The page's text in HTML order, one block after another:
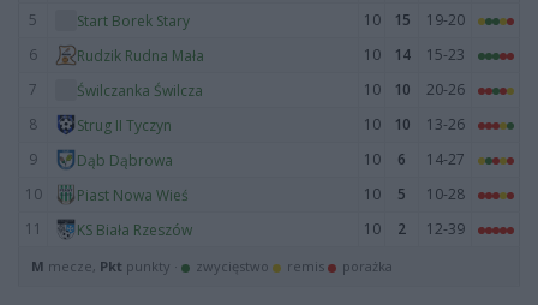
5
Start Borek Stary 10 15
19-20
6
Rudzik Rudna Mała 10 14
15-23
7
Świlczanka Świlcza 10 10
20-26
8
Strug II Tyczyn 10 10
13-26
9
Dąb Dąbrowa 10 6
14-27
10
Piast Nowa Wieś 10 5
10-28
11
KS Biała Rzeszów 10 2 12-39
M mecze, Pkt punkty · zwycięstwo remis porażka